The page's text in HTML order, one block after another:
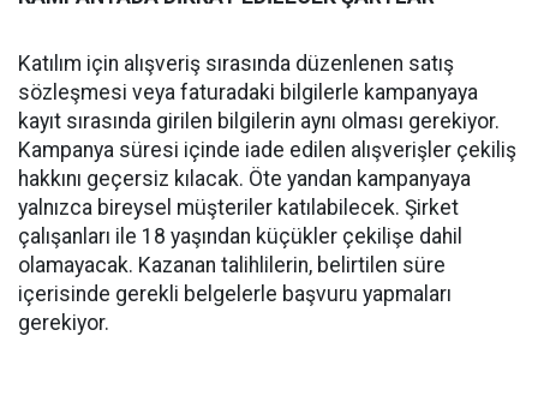
Katılım için alışveriş sırasında düzenlenen satış
sözleşmesi veya faturadaki bilgilerle kampanyaya
kayıt sırasında girilen bilgilerin aynı olması gerekiyor.
Kampanya süresi içinde iade edilen alışverişler çekiliş
hakkını geçersiz kılacak. Öte yandan kampanyaya
yalnızca bireysel müşteriler katılabilecek. Şirket
çalışanları ile 18 yaşından küçükler çekilişe dahil
olamayacak. Kazanan talihlilerin, belirtilen süre
içerisinde gerekli belgelerle başvuru yapmaları
gerekiyor.